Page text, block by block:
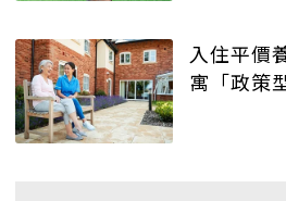
入住平價
寓「政策